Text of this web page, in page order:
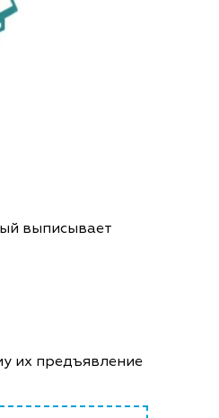
выписывает
их предъявление